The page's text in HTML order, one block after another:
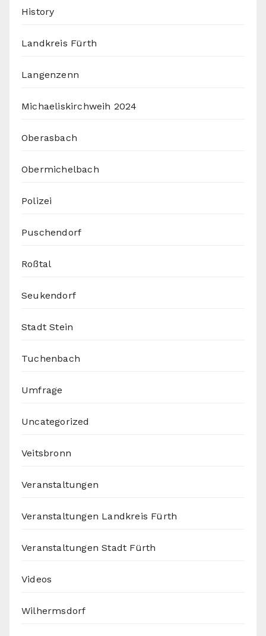
History
Landkreis Fürth
Langenzenn
Michaeliskirchweih 2024
Oberasbach
Obermichelbach
Polizei
Puschendorf
Roßtal
Seukendorf
Stadt Stein
Tuchenbach
Umfrage
Uncategorized
Veitsbronn
Veranstaltungen
Veranstaltungen Landkreis Fürth
Veranstaltungen Stadt Fürth
Videos
Wilhermsdorf